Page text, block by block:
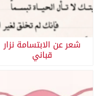
شعر عن الابتسامة نزار
قباني